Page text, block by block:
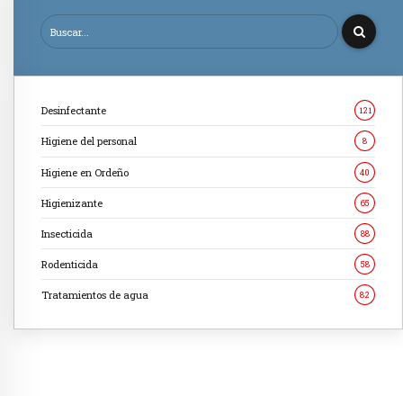
Desinfectante 121
Higiene del personal 8
Higiene en Ordeño 40
Higienizante 65
Insecticida 88
Rodenticida 58
Tratamientos de agua 82